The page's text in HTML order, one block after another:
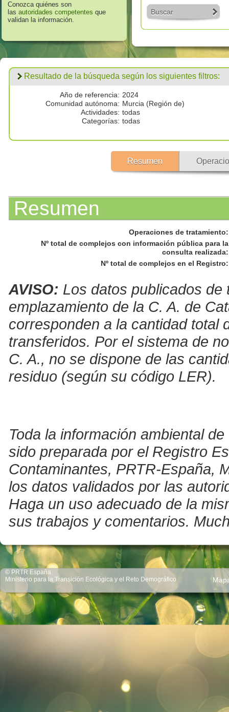
Conozca quiénes son
las autoridades competentes que
validan la información.
Buscar
Resultado de la búsqueda según los siguientes filtros:
Año de referencia: 2024
Comunidad autónoma: Murcia (Región de)
Actividades: todas
Categorías: todas
Resumen
Resumen
Operaciones de tratamiento:
Nº total de complejos con información pública para la
consulta realizada:
Nº total de complejos en el Registro:
AVISO: Los datos publicados
emplazamiento de la C. A. de
corresponden a la cantidad total
transferidos. Por el sistema de
C. A., no se dispone de las
residuo (según su código LER).
Toda la información ambiental
sido preparada por el Registro
Contaminantes, PRTR-España,
los datos validados por las
Haga un uso adecuado de la
sus trabajos y comentarios.
© PRTR España
Ministerio para la Transición Ecológica y el Reto Demográfico